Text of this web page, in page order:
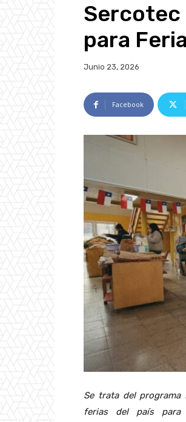
Sercotec
para
Junio 23, 2026
Facebook
Se trata del programa
ferias del país para